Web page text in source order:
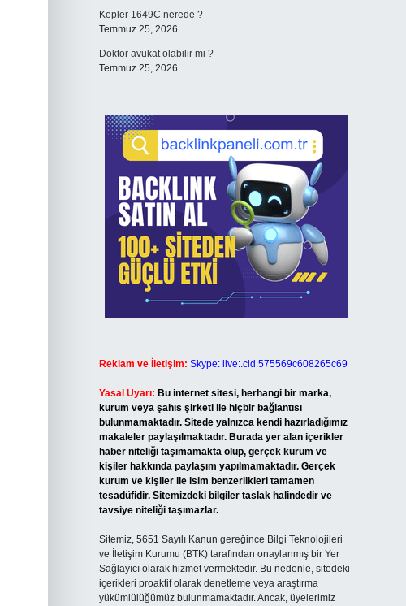
Kepler 1649C nerede ?
Temmuz 25, 2026
Doktor avukat olabilir mi ?
Temmuz 25, 2026
Reklam ve İletişim: Skype: live:.cid.575569c608265c69
Yasal Uyarı: Bu internet sitesi, herhangi bir marka,
kurum veya şahıs şirketi ile hiçbir bağlantısı
bulunmamaktadır. Sitede yalnızca kendi hazırladığımız
makaleler paylaşılmaktadır. Burada yer alan içerikler
haber niteliği taşımamakta olup, gerçek kurum ve
kişiler hakkında paylaşım yapılmamaktadır. Gerçek
kurum ve kişiler ile isim benzerlikleri tamamen
tesadüfidir. Sitemizdeki bilgiler taslak halindedir ve
tavsiye niteliği taşımazlar.
Sitemiz, 5651 Sayılı Kanun gereğince Bilgi Teknolojileri
ve İletişim Kurumu (BTK) tarafından onaylanmış bir Yer
Sağlayıcı olarak hizmet vermektedir. Bu nedenle, sitedeki
içerikleri proaktif olarak denetleme veya araştırma
yükümlülüğümüz bulunmamaktadır. Ancak, üyelerimiz